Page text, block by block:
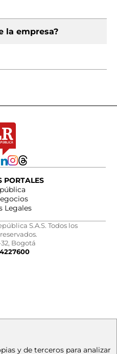
la empresa?
PORTALES
Legales
S.A.S. Todos los
32, Bogotá
y de terceros para analizar